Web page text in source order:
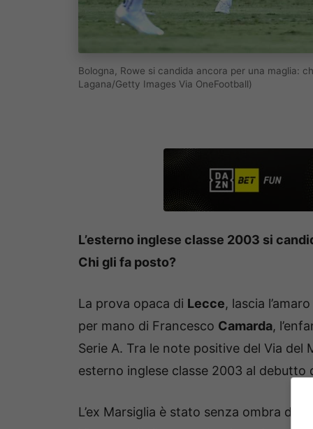
Bologna, Rowe si candida ancora per una maglia:
Lagana/Getty Images Via OneFootball)
L’esterno inglese classe 2003 si
Chi gli fa posto?
La prova opaca di Lecce, lascia
per mano di Francesco Camarda,
Serie A. Tra le note positive del Via del
esterno inglese classe 2003 al debutto
L’ex Marsiglia è stato senza ombra di